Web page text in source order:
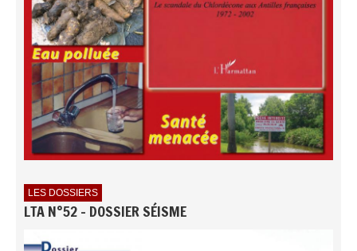
LES DOSSIERS
LTA N°52 - DOSSIER SÉISME